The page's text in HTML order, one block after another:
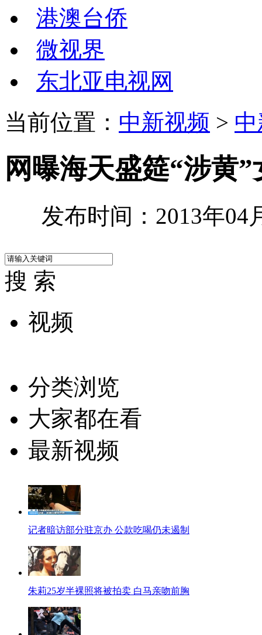
港澳台侨
微视界
东北亚电视网
当前位置： 中新视频 >
网曝海天盛筵“涉黄
发布时间：2013年04
搜 索
视频
分类浏览
大家都在看
最新视频
记者暗访部分驻京办 公款吃喝仍未遏制
朱莉25岁半裸照将被拍卖 白马亲吻前胸